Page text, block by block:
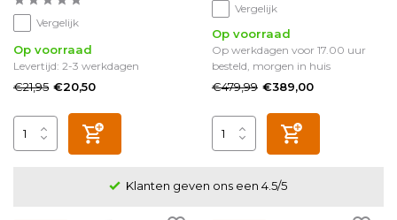
Vergelijk
Op voorraad
Levertijd: 2-3 werkdagen
€21,95 €20,50
Vergelijk
Op voorraad
Op werkdagen voor 17.00 uur
besteld, morgen in huis
€479,99 €389,00
Klanten geven ons een 4.5/5